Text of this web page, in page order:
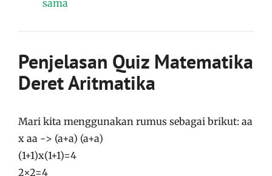
sama
Penjelasan Quiz Matematika
Deret Aritmatika
Mari kita menggunakan rumus sebagai brikut: aa
x aa -> (a+a) (a+a)
(1+1)x(1+1)=4
2×2=4